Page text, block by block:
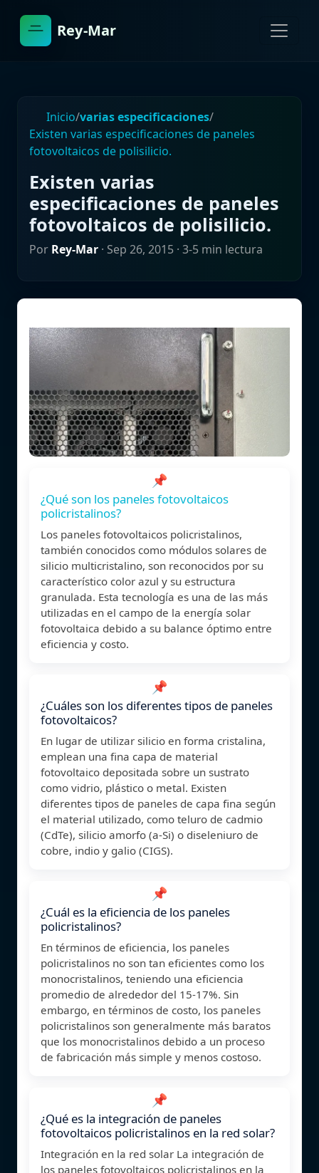
Rey-Mar
Inicio/varias especificaciones/
Existen varias especificaciones de paneles
fotovoltaicos de polisilicio.
Existen varias
especificaciones de paneles
fotovoltaicos de polisilicio.
Por Rey-Mar · Sep 26, 2015 · 3-5 min lectura
📌
¿Qué son los paneles fotovoltaicos
policristalinos?
Los paneles fotovoltaicos policristalinos,
también conocidos como módulos solares de
silicio multicristalino, son reconocidos por su
característico color azul y su estructura
granulada. Esta tecnología es una de las más
utilizadas en el campo de la energía solar
fotovoltaica debido a su balance óptimo entre
eficiencia y costo.
📌
¿Cuáles son los diferentes tipos de paneles
fotovoltaicos?
En lugar de utilizar silicio en forma cristalina,
emplean una fina capa de material
fotovoltaico depositada sobre un sustrato
como vidrio, plástico o metal. Existen
diferentes tipos de paneles de capa fina según
el material utilizado, como teluro de cadmio
(CdTe), silicio amorfo (a-Si) o diseleniuro de
cobre, indio y galio (CIGS).
📌
¿Cuál es la eficiencia de los paneles
policristalinos?
En términos de eficiencia, los paneles
policristalinos no son tan eficientes como los
monocristalinos, teniendo una eficiencia
promedio de alrededor del 15-17%. Sin
embargo, en términos de costo, los paneles
policristalinos son generalmente más baratos
que los monocristalinos debido a un proceso
de fabricación más simple y menos costoso.
📌
¿Qué es la integración de paneles
fotovoltaicos policristalinos en la red solar?
Integración en la red solar La integración de
los paneles fotovoltaicos policristalinos en la